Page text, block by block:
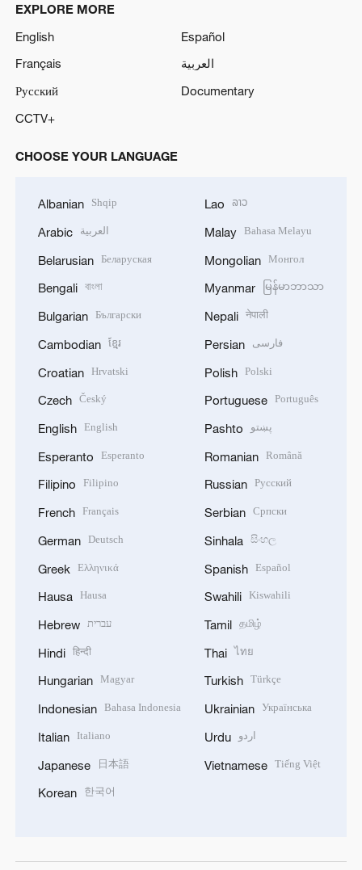
EXPLORE MORE
English
Español
Français
العربية
Русский
Documentary
CCTV+
CHOOSE YOUR LANGUAGE
Albanian Shqip
Arabic العربية
Belarusian Беларуская
Bengali বাংলা
Bulgarian Български
Cambodian ខ្មែរ
Croatian Hrvatski
Czech Český
English English
Esperanto Esperanto
Filipino Filipino
French Français
German Deutsch
Greek Ελληνικά
Hausa Hausa
Hebrew עברית
Hindi हिन्दी
Hungarian Magyar
Indonesian Bahasa Indonesia
Italian Italiano
Japanese 日本語
Korean 한국어
Lao ລາວ
Malay Bahasa Melayu
Mongolian Монгол
Myanmar မြန်မာဘာသာ
Nepali नेपाली
Persian فارسی
Polish Polski
Portuguese Português
Pashto پښتو
Romanian Română
Russian Русский
Serbian Српски
Sinhala සිංහල
Spanish Español
Swahili Kiswahili
Tamil தமிழ்
Thai ไทย
Turkish Türkçe
Ukrainian Українська
Urdu اردو
Vietnamese Tiếng Việt